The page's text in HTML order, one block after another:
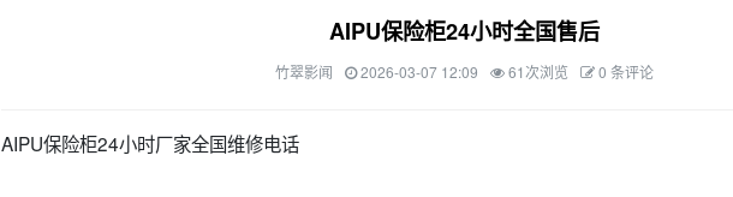
AIPU保险柜24小时全国售后
竹翠影闻 2026-03-07 12:09 61次浏览 0 条评论
AIPU保险柜24小时厂家全国维修电话